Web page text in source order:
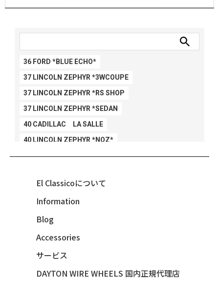
36 FORD *BLUE ECHO*
37 LINCOLN ZEPHYR *3WCOUPE
37 LINCOLN ZEPHYR *RS SHOP
37 LINCOLN ZEPHYR *SEDAN
40 CADILLAC LA SALLE
40 LINCOLN ZEPHYR *NOZ*
40 LINCOLN ZEPHYR *V12*
47 CHEVY FLEETMASTER CONV
48 CHEVY 3100 *Q-CHINCO
48 CHEVY FLEET AEROSEDAN
48 CHEVY FLEETMASTER CONV
El Classicoについて
Information
Blog
Accessories
サービス
DAYTON WIRE WHEELS 国内正規代理店